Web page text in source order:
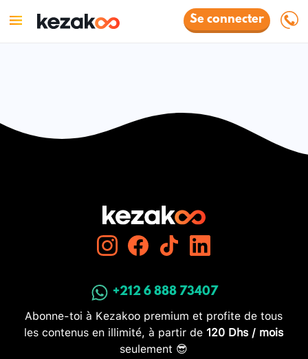
Se connecter
+212 6 888 73407
Abonne-toi à Kezakoo premium et profite de tous
les contenus en illimité, à partir de 120 Dhs / mois
seulement 😎